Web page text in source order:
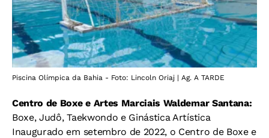
Piscina Olímpica da Bahia - Foto: Lincoln Oriaj | Ag. A TARDE
Centro de Boxe e Artes Marciais Waldemar Santana:
Boxe, Judô, Taekwondo e Ginástica Artística
Inaugurado em setembro de 2022, o Centro de Boxe e